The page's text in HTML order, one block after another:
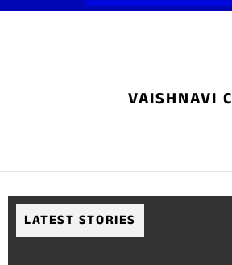
VAISHNAVI C
LATEST STORIES